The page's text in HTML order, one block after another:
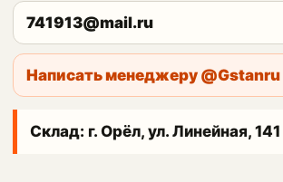
741913@mail.ru
Написать менеджеру @Gstanru
Склад: г. Орёл, ул. Линейная, 141